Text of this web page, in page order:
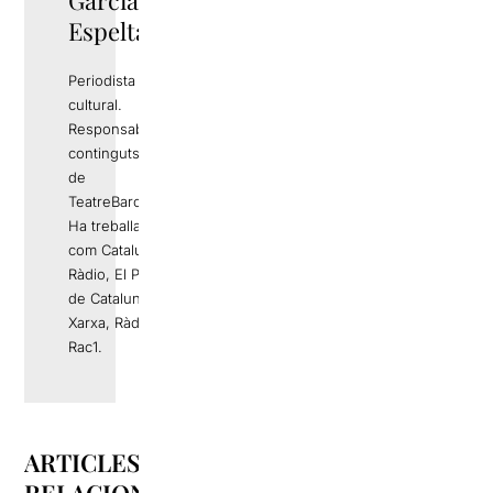
Espelta
Periodista i gestor
cultural.
Responsable de
continguts editorials
de
TeatreBarcelona.com
Ha treballat a mitjans
com Catalunya
Ràdio, El Periódico
de Catalunya, La
Xarxa, Ràdio 4 o
Rac1.
ARTICLES